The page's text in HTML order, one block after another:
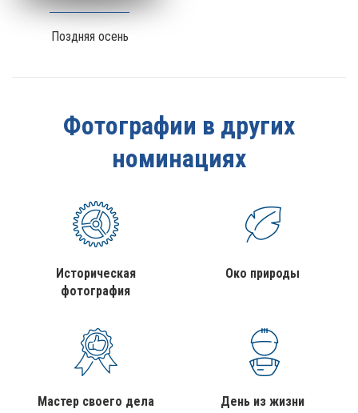
Поздняя осень
Фотографии в других
номинациях
Историческая
фотография
Око природы
Мастер своего дела День из жизни